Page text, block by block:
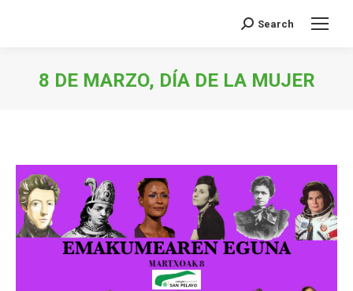
Buscar:
Search
8 DE MARZO, DÍA DE LA MUJER